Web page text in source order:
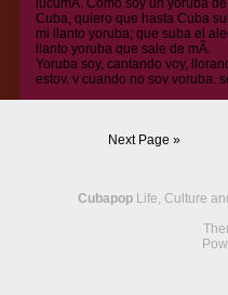
lucumÃ­. Como soy un yoruba de
Cuba, quiero que hasta Cuba
mi llanto yoruba; que suba el
llanto yoruba que sale de mÃ­.
Yoruba soy, cantando voy,
estoy, y cuando no soy yoruba,
Next Page »
Cubapop Life, Culture